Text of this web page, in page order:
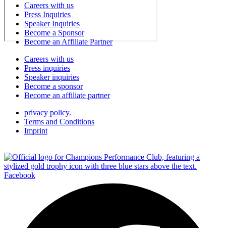
Careers with us
Press Inquiries
Speaker Inquiries
Become a Sponsor
Become an Affiliate Partner
Careers with us
Press inquiries
Speaker inquiries
Become a sponsor
Become an affiliate partner
privacy policy.
Terms and Conditions
Imprint
Facebook